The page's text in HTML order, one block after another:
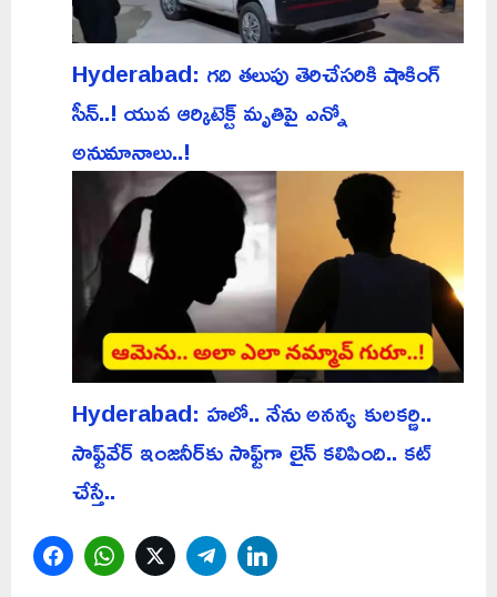
Hyderabad: గది తలుపు తెరిచేసరికి షాకింగ్
సీన్..! యువ ఆర్కిటెక్ట్ మృతిపై ఎన్నో
అనుమానాలు..!
Hyderabad: హలో.. నేను అనన్య కులకర్ణి..
సాఫ్ట్‌వేర్ ఇంజనీర్‌కు సాఫ్ట్‌గా లైన్ కలిపింది.. కట్
చేస్తే..
FacebookWhatsAppTwitterTelegram